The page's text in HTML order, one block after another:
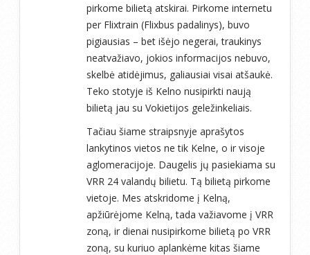
pirkome bilietą atskirai. Pirkome internetu
per Flixtrain (Flixbus padalinys), buvo
pigiausias – bet išėjo negerai, traukinys
neatvažiavo, jokios informacijos nebuvo,
skelbė atidėjimus, galiausiai visai atšaukė.
Teko stotyje iš Kelno nusipirkti naują
bilietą jau su Vokietijos geležinkeliais.
Tačiau šiame straipsnyje aprašytos
lankytinos vietos ne tik Kelne, o ir visoje
aglomeracijoje. Daugelis jų pasiekiama su
VRR 24 valandų bilietu. Tą bilietą pirkome
vietoje. Mes atskridome į Kelną,
apžiūrėjome Kelną, tada važiavome į VRR
zoną, ir dienai nusipirkome bilietą po VRR
zoną, su kuriuo aplankėme kitas šiame